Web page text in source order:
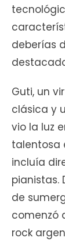
deberías
Guti, un
clásica y
vio la luz
talentosa
incluía
pianistas.
de
comenzó
rock